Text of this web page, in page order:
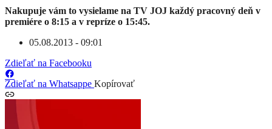
Nakupuje vám to vysielame na TV JOJ každý pracovný deň v
premiére o 8:15 a v repríze o 15:45.
05.08.2013 - 09:01
Zdieľať na Facebooku
Zdieľať na Whatsappe Kopírovať